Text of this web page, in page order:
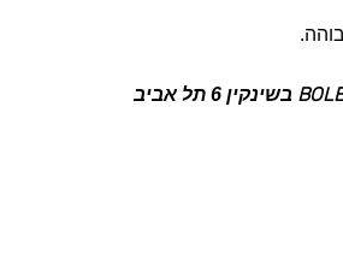
בשינקין 6 תל אביב